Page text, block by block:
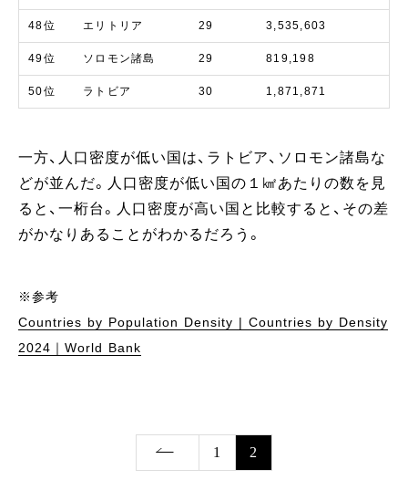
48位 エリトリア 29 3,535,603
49位 ソロモン諸島 29 819,198
50位 ラトビア 30 1,871,871
一方、人口密度が低い国は、ラトビア、ソロモン諸島な
どが並んだ。人口密度が低い国の１㎢あたりの数を見
ると、一桁台。人口密度が高い国と比較すると、その差
がかなりあることがわかるだろう。
※参考
Countries by Population Density | Countries by Density
2024｜World Bank
1 2